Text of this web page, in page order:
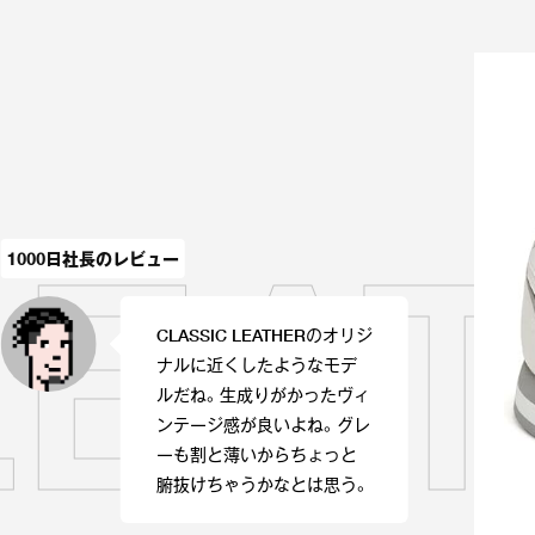
1000日社長のレビュー
CLASSIC LEATHERのオリジ
ナルに近くしたようなモデ
ルだね。生成りがかったヴィ
ンテージ感が良いよね。グレ
ーも割と薄いからちょっと
腑抜けちゃうかなとは思う。